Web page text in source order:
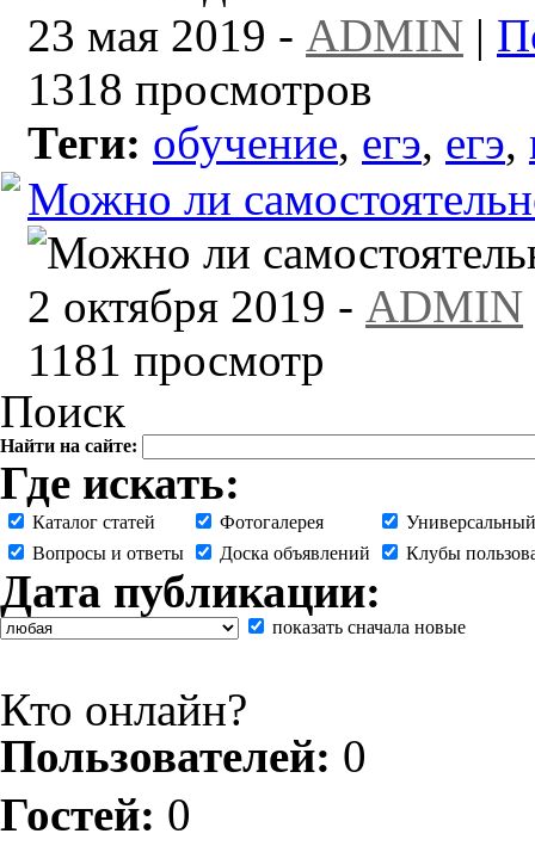
23 мая 2019 - ADMIN |
1318 просмотров
Теги: обучение, егэ, егэ,
Можно ли
2 октября 2019 - ADMIN
1181 просмотр
Поиск
Найти на сайте:
Где искать:
Каталог статей Фотогалерея
Вопросы и ответы
Доска объявлений Клубы
Дата публикации:
показать сначала новые
Кто онлайн?
Пользователей: 0
Гостей: 0